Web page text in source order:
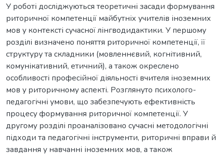
У роботі досліджуються теоретичні засади формування
риторичної компетенції майбутніх учителів іноземних
мов у контексті сучасної лінгводидактики. У першому
розділі визначено поняття риторичної компетенції, її
структуру та складники (мовленнєвий, когнітивний,
комунікативний, етичний), а також окреслено
особливості професійної діяльності вчителя іноземних
мов у риторичному аспекті. Розглянуто психолого-
педагогічні умови, що забезпечують ефективність
процесу формування риторичної компетенції. У
другому розділі проаналізовано сучасні методологічні
підходи та педагогічні інструменти, риторичні вправи й
завдання у навчанні іноземних мов, а також